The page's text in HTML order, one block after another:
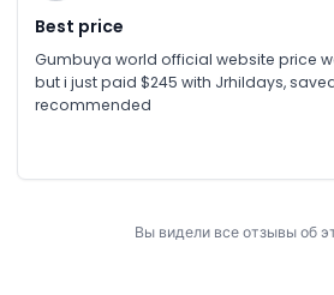
Best price
Gumbuya world official website price
but i just paid $245 with Jrhildays,
recommended
Вы видели все отзывы об